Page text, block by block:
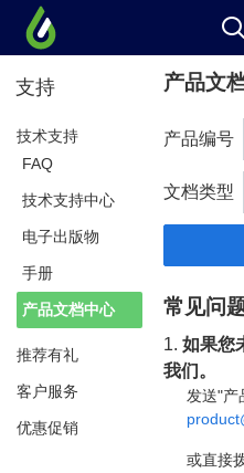
支持
技术支持
FAQ
技术支持中心
电子出版物
手册
产品文档中心
推荐有礼
客户服务
优惠促销
产品文
产品编号
文档类型
常见问
1.如果您
我们。
发送"产
或直接